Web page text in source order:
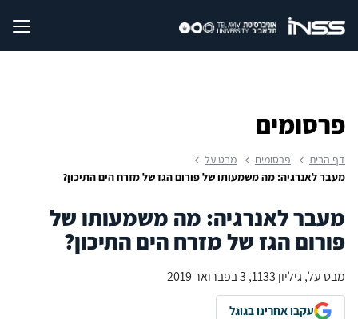
פרסומים
דף הבית פרסומים
מבט על
מעבר לאנרגיה: מה משמעותו של פורום הגז של מזרח הים התיכון?
מעבר לאנרגיה: מה משמעותו של
פורום הגז של מזרח הים התיכון?
מבט על, גיליון 1133, 3 בפברואר 2019
עקבו אחרינו בגוגל